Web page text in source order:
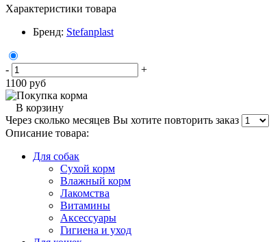
Характеристики товара
Бренд: Stefanplast
-
+
1100 руб
В корзину
Через сколько месяцев Вы хотите повторить заказ
Описание товара:
Для собак
Сухой корм
Влажный корм
Лакомства
Витамины
Аксессуары
Гигиена и уход